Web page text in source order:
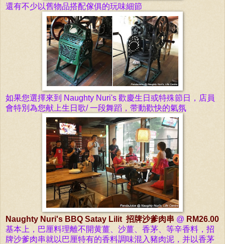
還有不少以舊物品搭配傢俱的玩味細節
如果您選擇來到 Naughty Nuri's 歡慶生日或特殊節日，店員
會特別為您献上生日歌/ 一段舞蹈，带動歡快的氣氛
Naughty Nuri's BBQ Satay Lilit 招牌沙爹肉串 @ RM26.00
基本上，巴厘料理離不開黄薑、沙薑、香茅、等辛香料，招
牌沙爹肉串就以 巴厘特有的香料調味混入豬肉泥，并以香茅